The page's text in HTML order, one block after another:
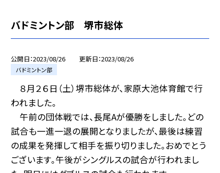
バドミントン部 堺市総体
公開日 2023/08/26 更新日 2023/08/26
バドミントン部
８月２６日（土）堺市総体が、家原大池体育館で行
われました。
午前の団体戦では、長尾Aが優勝をしました。どの
試合も一進一退の展開となりましたが、最後は練習
の成果を発揮して相手を振り切りました。おめでとう
ございます。午後がシングルスの試合が行われまし